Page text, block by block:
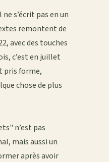
s’écrit pas en un
remontent de
avec des touches
c’est en juillet
pris forme,
chose de plus
n’est pas
mais aussi un
après avoir